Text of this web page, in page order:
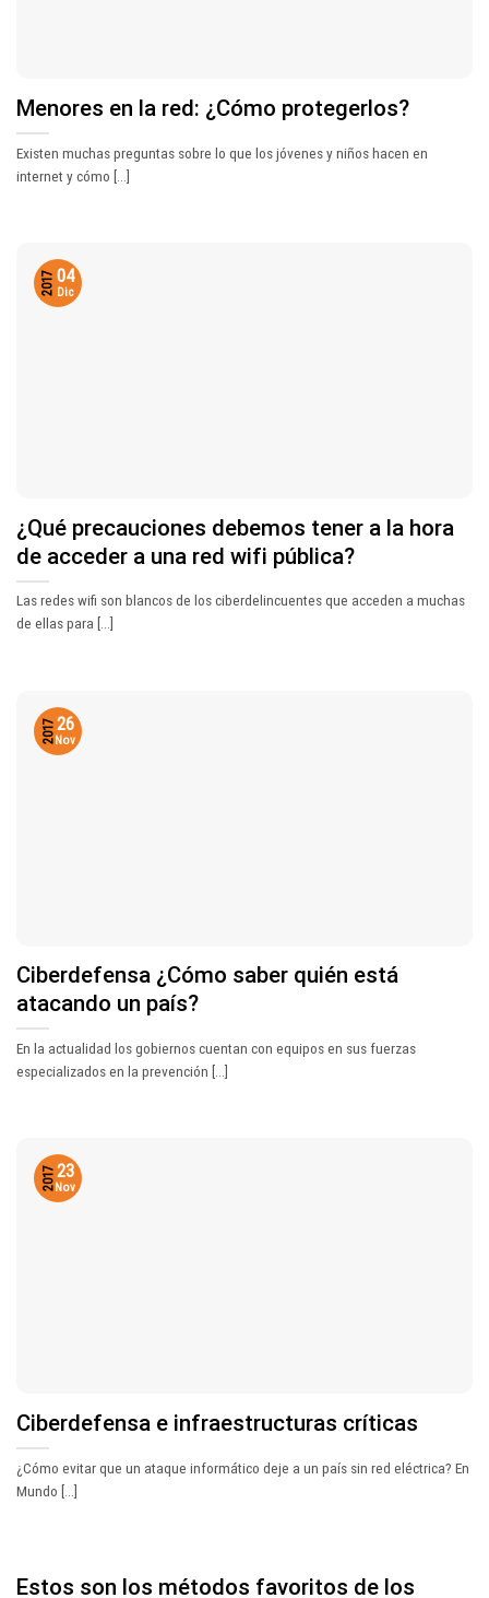
Menores en la red: ¿Cómo protegerlos?
Existen muchas preguntas sobre lo que los jóvenes y niños hacen en
internet y cómo [...]
¿Qué precauciones debemos tener a la hora
de acceder a una red wifi pública?
Las redes wifi son blancos de los ciberdelincuentes que acceden a muchas
de ellas para [...]
04
Dic
2017
Ciberdefensa ¿Cómo saber quién está
atacando un país?
En la actualidad los gobiernos cuentan con equipos en sus fuerzas
especializados en la prevención [...]
26
Nov
2017
Ciberdefensa e infraestructuras críticas
¿Cómo evitar que un ataque informático deje a un país sin red eléctrica? En
Mundo [...]
23
Nov
2017
Estos son los métodos favoritos de los